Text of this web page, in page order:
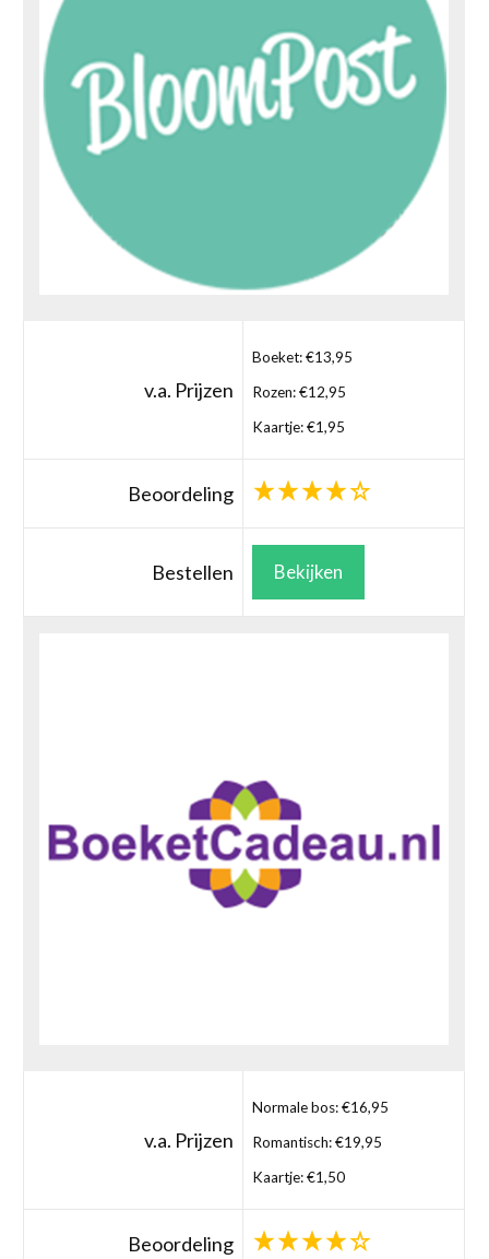
v.a. Prijzen
Boeket: €13,95
Rozen: €12,95
Kaartje: €1,95
Beoordeling
Bestellen Bekijken
v.a. Prijzen
Normale bos: €16,95
Romantisch: €19,95
Kaartje: €1,50
Beoordeling